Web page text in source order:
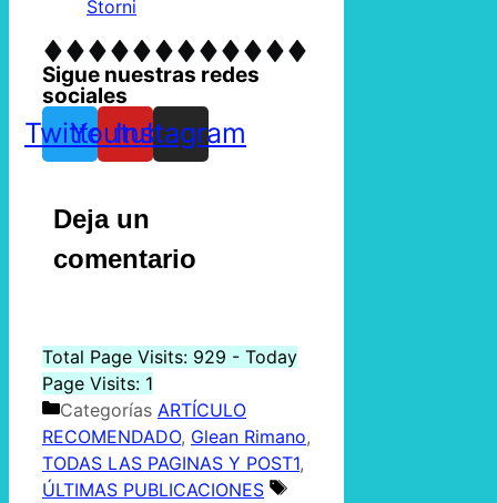
Storni
Sigue nuestras redes
sociales
TwitterYoutube
Instagram
Deja un
comentario
Total Page Visits: 929 - Today
Page Visits: 1
Categorías ARTÍCULO
RECOMENDADO, Glean Rimano,
TODAS LAS PAGINAS Y POST1,
ÚLTIMAS PUBLICACIONES